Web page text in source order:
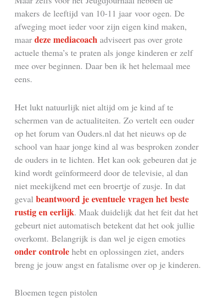
makers de leeftijd van 10-11 jaar voor ogen. De
afweging moet ieder voor zijn eigen kind maken,
maar deze mediacoach adviseert pas over grote
actuele thema’s te praten als jonge kinderen er zelf
mee over beginnen. Daar ben ik het helemaal mee
eens.
Het lukt natuurlijk niet altijd om je kind af te
schermen van de actualiteiten. Zo vertelt een ouder
op het forum van Ouders.nl dat het nieuws op de
school van haar jonge kind al was besproken zonder
de ouders in te lichten. Het kan ook gebeuren dat je
kind wordt geïnformeerd door de televisie, al dan
niet meekijkend met een broertje of zusje. In dat
geval beantwoord je eventuele vragen het beste
rustig en eerlijk. Maak duidelijk dat het feit dat het
gebeurt niet automatisch betekent dat het ook jullie
overkomt. Belangrijk is dan wel je eigen emoties
onder controle hebt en oplossingen ziet, anders
breng je jouw angst en fatalisme over op je kinderen.
Bloemen tegen pistolen